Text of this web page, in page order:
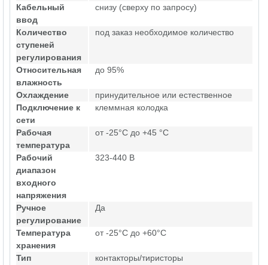
Кабельный
ввод
снизу (сверху по запросу)
Количество
ступеней
регулирования
под заказ необходимое количество
Относительная
влажность
до 95%
Охлаждение
принудительное или естественное
Подключение к
сети
клеммная колодка
Рабочая
температура
от -25°C до +45 °C
Рабочий
диапазон
входного
напряжения
323-440 В
Ручное
регулирование
Да
Температура
хранения
от -25°C до +60°C
Тип
контакторы/тиристоры